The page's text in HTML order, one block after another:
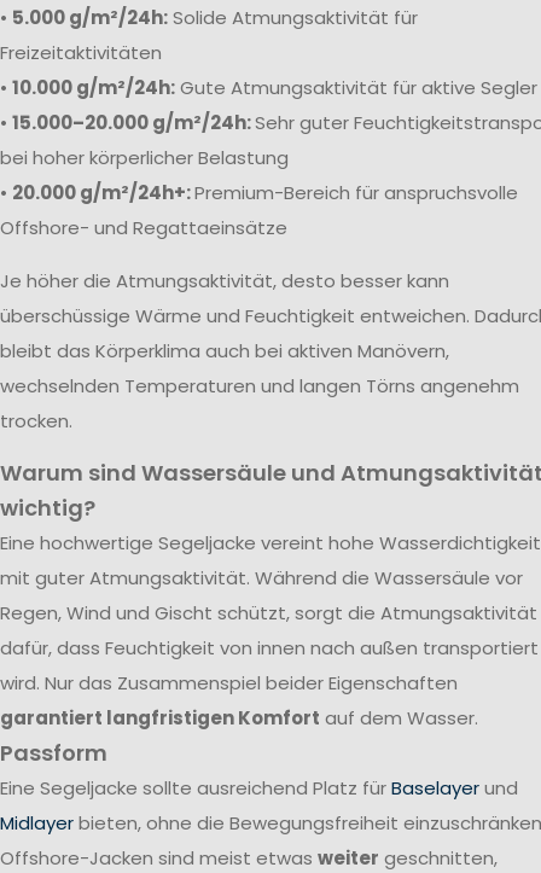
• 5.000 g/m²/24h:Solide Atmungsaktivität für
Freizeitaktivitäten
• 10.000 g/m²/24h:Gute Atmungsaktivität für aktive Segler
• 15.000–20.000 g/m²/24h:Sehr guter
bei hoher körperlicher Belastung
• 20.000 g/m²/24h+:Premium-Bereich für anspruchsvolle
Offshore- und Regattaeinsätze
Je höher die Atmungsaktivität, desto besser kann
überschüssige Wärme und Feuchtigkeit entweichen.
bleibt das Körperklima auch bei aktiven Manövern,
wechselnden Temperaturen und langen Törns angenehm
trocken.
Warum sind Wassersäule und
wichtig?
Eine hochwertige Segeljacke vereint hohe Wasserdichtigkeit
mit guter Atmungsaktivität. Während die Wassersäule vor
Regen, Wind und Gischt schützt, sorgt die Atmungsaktivität
dafür, dass Feuchtigkeit von innen nach außen transportiert
wird. Nur das Zusammenspiel beider Eigenschaften
garantiert langfristigen Komfort auf dem Wasser.
Passform
Eine Segeljacke sollte ausreichend Platz fürBaselayerund
Midlayerbieten, ohne die Bewegungsfreiheit
Offshore-Jacken sind meist etwas weiter geschnitten,